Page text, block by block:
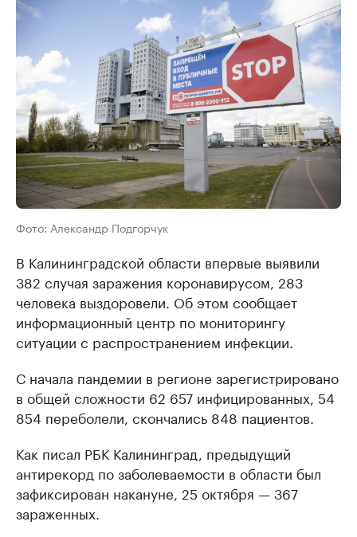
Фото: Александр Подгорчук
В Калининградской области впервые выявили
382 случая заражения коронавирусом, 283
человека выздоровели. Об этом сообщает
информационный центр по мониторингу
ситуации с распространением инфекции.
С начала пандемии в регионе зарегистрировано
в общей сложности 62 657 инфицированных, 54
854 переболели, скончались 848 пациентов.
Как писал РБК Калининград, предыдущий
антирекорд по заболеваемости в области был
зафиксирован накануне, 25 октября — 367
зараженных.